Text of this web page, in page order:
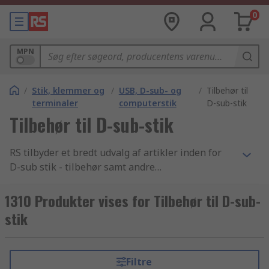
0
MPN
/ Stik, klemmer og
terminaler
/ USB, D-sub- og
computerstik
/ Tilbehør til
D-sub-stik
Tilbehør til D-sub-stik
RS tilbyder et bredt udvalg af artikler inden for
D-sub stik - tilbehør samt andre
branchen. Med vores konkurrencedygtige priser,
industri-godkendte produkter og det høje niveau
af kundeservice som vi har bygget vores
verdenskendte for at være en af de bedste, når
1310 Produkter vises for Tilbehør til D-sub-
stik
Filtre